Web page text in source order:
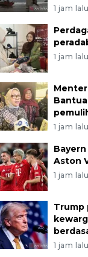
1 jam lalu
1 jam lalu
1 jam lalu
Aston
1 jam lalu
Trump
1 jam lalu